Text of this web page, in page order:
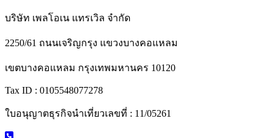
บริษัท เพลโอเน แทรเวิล จำกัด
2250/61 ถนนเจริญกรุง แขวงบางคอแหลม
เขตบางคอแหลม กรุงเทพมหานคร 10120
Tax ID : 0105548077278
ใบอนุญาตธุรกิจนำเที่ยวเลขที่ : 11/05261